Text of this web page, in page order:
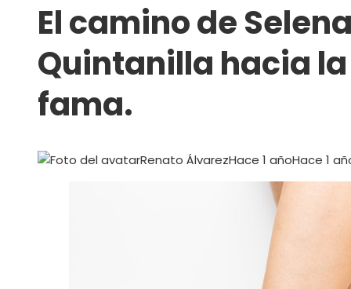
El camino de
Quintanilla hacia la
fama.
Renato ÁlvarezHace 1 añoHace 1